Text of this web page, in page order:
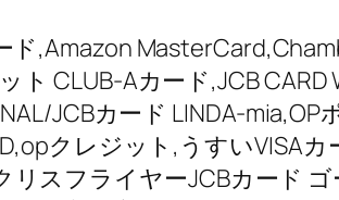
ド,Amazon
ト CLUB-Aカード,JCB
JCBカード LINDA-
クレジット,うすいVISA
リスフライヤーJCBカード